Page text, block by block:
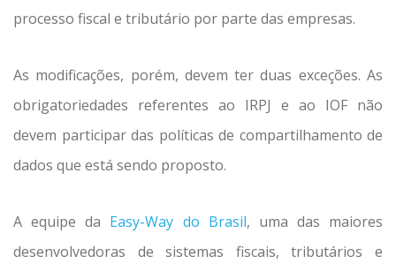
processo fiscal e tributário por parte das empresas.
As modificações, porém, devem ter duas exceções. As
obrigatoriedades referentes ao IRPJ e ao IOF não
devem participar das políticas de compartilhamento de
dados que está sendo proposto.
A equipe da Easy-Way do Brasil, uma das maiores
desenvolvedoras de sistemas fiscais, tributários e